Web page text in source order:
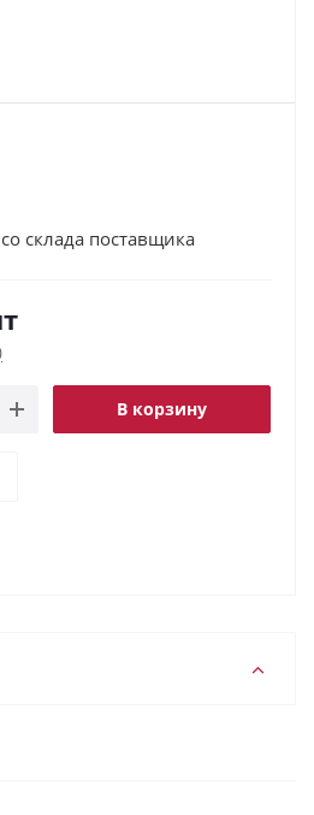
склада поставщика
В корзину